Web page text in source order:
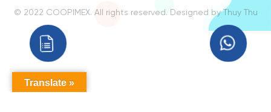
© 2022 COOPIMEX. All rights reserved. Designed by Thuy Thu
Translate »